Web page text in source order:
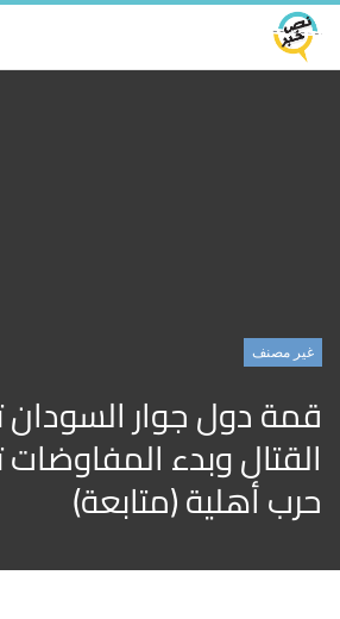
غير مصنف
قمة دول جوار
القتال وبدء المفاوضات
حرب أهلية (متابعة)